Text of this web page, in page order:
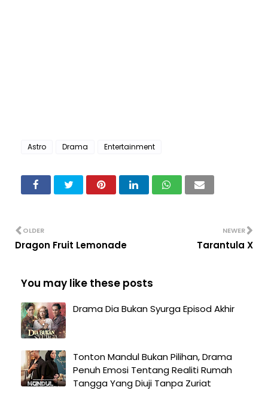
Astro Drama Entertainment
NEWER
Tarantula X
OLDER
Dragon Fruit Lemonade
You may like these posts
Drama Dia Bukan Syurga Episod Akhir
Tonton Mandul Bukan Pilihan, Drama
Penuh Emosi Tentang Realiti Rumah
Tangga Yang Diuji Tanpa Zuriat